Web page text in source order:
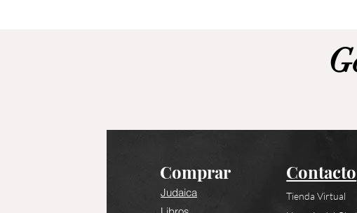
Comprar
Judaica
Contacto
Tienda Virtual